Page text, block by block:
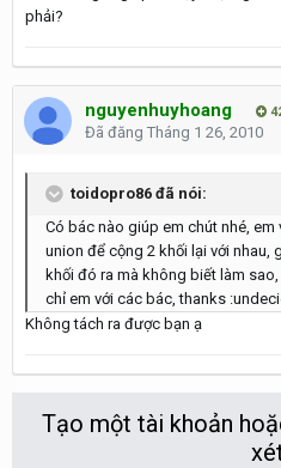
phải?
nguyenhuyhoang
Đã đăng Tháng 1 26, 2010
toidopro86 đã nói:
Có bác nào giúp em chút nhé, em
union để cộng 2 khối lại với nhau,
khối đó ra mà không biết làm
chỉ em với các bác, thanks
Không tách ra được bạn ạ
Tạo một tài khoản